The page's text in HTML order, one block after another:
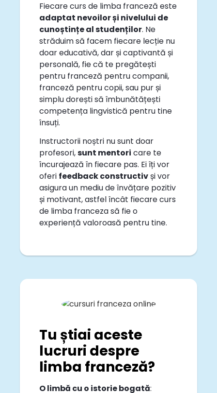
Fiecare curs de limba franceză este
adaptat nevoilor și nivelului de
cunoștințe al studenților. Ne
străduim să facem fiecare lecție nu
doar educativă, dar și captivantă și
personală, fie că te pregătești
pentru franceză pentru companii,
franceză pentru copii, sau pur și
simplu dorești să îmbunătățești
competența lingvistică pentru tine
însuți.
Instructorii noștri nu sunt doar
profesori,sunt mentori care te
încurajează în fiecare pas. Ei îți vor
oferi feedback constructivși vor
asigura un mediu de învățare pozitiv
și motivant, astfel încât fiecare curs
de limba franceza să fie o
experiență valoroasă pentru tine.
Tu știai aceste
lucruri despre
limba franceză?
O limbă cu o istorie bogată: